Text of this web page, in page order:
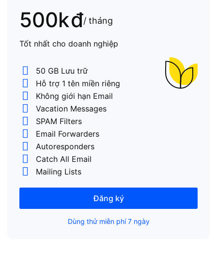
500kđ/ tháng
Tốt nhất cho doanh nghiệp
50 GB Lưu trữ
Hỗ trợ 1 tên miền riêng
Không giới hạn Email
Vacation Messages
SPAM Filters
Email Forwarders
Autoresponders
Catch All Email
Mailing Lists
Đăng ký
Dùng thử miễn phí 7 ngày